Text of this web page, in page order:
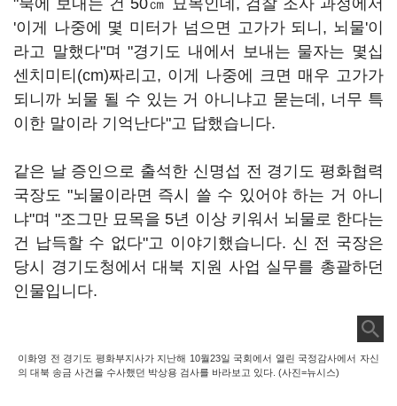
"북에 보내는 건 50㎝ 묘목인데, 검찰 조사 과정에서
'이게 나중에 몇 미터가 넘으면 고가가 되니, 뇌물'이
라고 말했다"며 "경기도 내에서 보내는 물자는 몇십
센치미티(cm)짜리고, 이게 나중에 크면 매우 고가가
되니까 뇌물 될 수 있는 거 아니냐고 묻는데, 너무 특
이한 말이라 기억난다"고 답했습니다.
같은 날 증인으로 출석한 신명섭 전 경기도 평화협력
국장도 "뇌물이라면 즉시 쓸 수 있어야 하는 거 아니
냐"며 "조그만 묘목을 5년 이상 키워서 뇌물로 한다는
건 납득할 수 없다"고 이야기했습니다. 신 전 국장은
당시 경기도청에서 대북 지원 사업 실무를 총괄하던
인물입니다.
이화영 전 경기도 평화부지사가 지난해 10월23일 국회에서 열린 국정감사에서 자신
의 대북 송금 사건을 수사했던 박상용 검사를 바라보고 있다. (사진=뉴시스)